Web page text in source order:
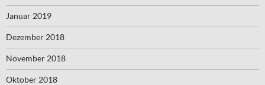
Januar 2019
Dezember 2018
November 2018
Oktober 2018